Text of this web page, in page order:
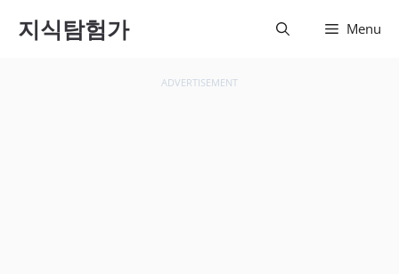
로 건지식탐험가 Menu
ADVERTISEMENT